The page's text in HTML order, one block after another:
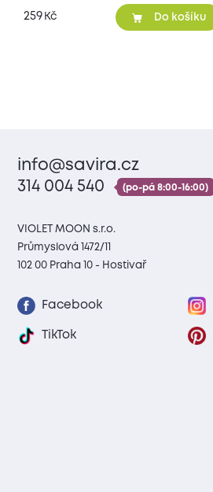
259 Kč Do košíku
info@savira.cz
314 004 540
(po-pá 8:00-16:00)
VIOLET MOON s.r.o.
Průmyslová 1472/11
102 00 Praha 10 - Hostivař
Facebook
TikTok